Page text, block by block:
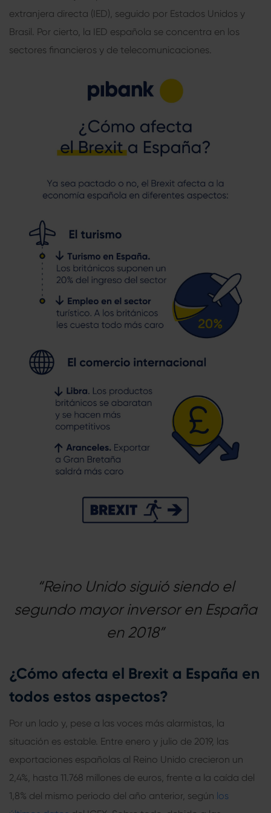
extranjera directa (IED), seguido por Estados Unidos y
Brasil. Por cierto, la IED española se concentra en los
sectores financieros y de telecomunicaciones.
“Reino Unido siguió siendo el
segundo mayor inversor en España
en 2018”
¿Cómo afecta el Brexit a España en
todos estos aspectos?
Por un lado y, pese a las voces más alarmistas, la
situación es estable. Entre enero y julio de 2019, las
exportaciones españolas al Reino Unido crecieron un
2,4%, hasta 11.768 millones de euros, frente a la caída del
1,8% del mismo periodo del año anterior, según los